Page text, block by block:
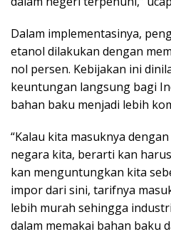
Dalam implementasinya,
etanol dilakukan dengan
nol persen. Kebijakan ini
keuntungan langsung bagi
bahan baku menjadi lebih
“Kalau kita masuknya
negara kita, berarti kan
kan menguntungkan kita
impor dari sini, tarifnya
lebih murah sehingga
dalam memakai bahan baku